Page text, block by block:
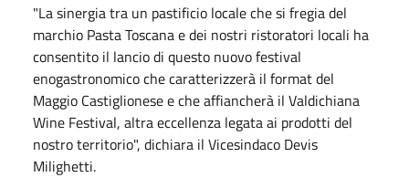
"La sinergia tra un pastificio locale che si fregia del
marchio Pasta Toscana e dei nostri ristoratori locali ha
consentito il lancio di questo nuovo festival
enogastronomico che caratterizzerà il format del
Maggio Castiglionese e che affiancherà il Valdichiana
Wine Festival, altra eccellenza legata ai prodotti del
nostro territorio", dichiara il Vicesindaco Devis
Milighetti.